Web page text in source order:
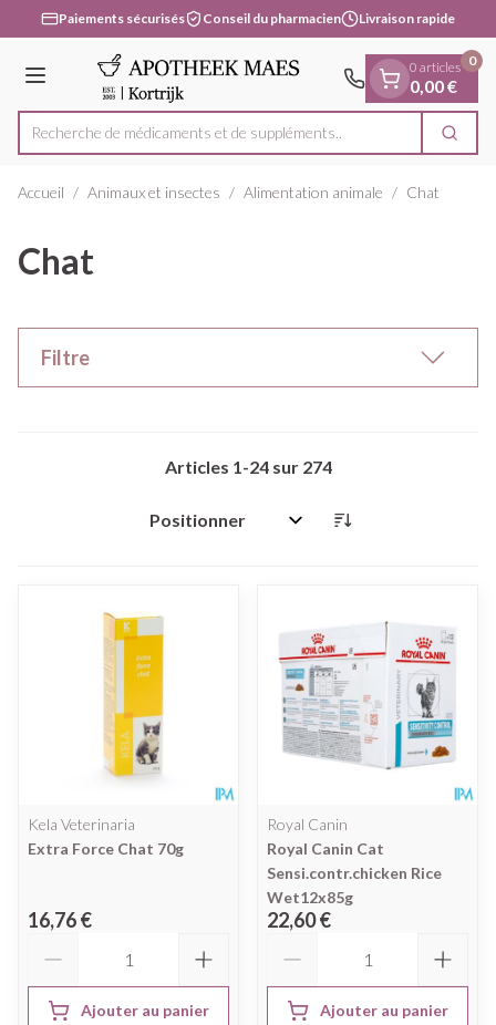
Aller au contenu
1 de 1
Paiements sécurisés Conseil du pharmacien Livraison rapide
Menu
Rechercher
Recherche de médicament
0 articles
0,00 €
0
Accueil / Animaux et insectes / Alimentation animale / Chat
Chat
Filtre
Articles 1-24sur 274
Trier par:
Kela Veterinaria
Extra Force Chat 70g
16,76 €
Ajouter au panier
Royal Canin
Royal Canin Cat
Sensi.contr.chicken Rice
Wet12x85g
22,60 €
Ajouter au panier